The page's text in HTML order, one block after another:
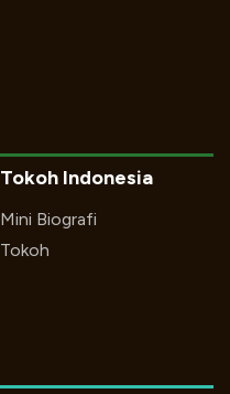
Tokoh Indonesia
Mini Biografi
Tokoh